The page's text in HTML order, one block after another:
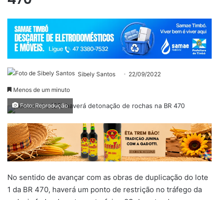
Sibely Santos 22/09/2022
Menos de um minuto
Foto: Reprodução
No sentido de avançar com as obras de duplicação do lote
1 da BR 470, haverá um ponto de restrição no tráfego da